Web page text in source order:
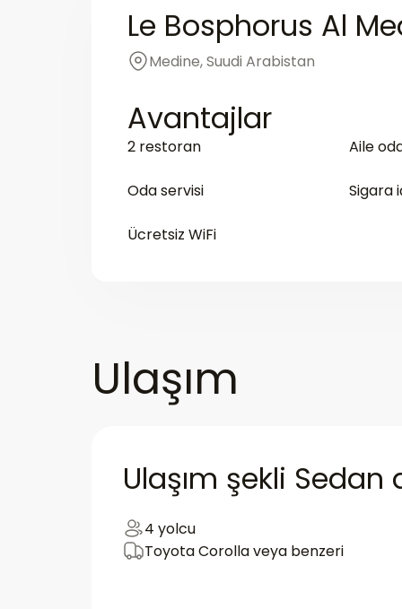
Le Bosphorus Al
Medine, Suudi Arabistan
Avantajlar
2 restoran Aile
Oda servisi Sigara
Ücretsiz WiFi
Ulaşım
Ulaşım şekli Sedan
4 yolcu
Toyota Corolla veya benzeri